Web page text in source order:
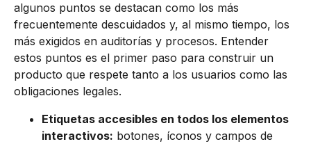
algunos puntos se destacan como los más
frecuentemente descuidados y, al mismo tiempo, los
más exigidos en auditorías y procesos. Entender
estos puntos es el primer paso para construir un
producto que respete tanto a los usuarios como las
obligaciones legales.
Etiquetas accesibles en todos los elementos
interactivos: botones, íconos y campos de